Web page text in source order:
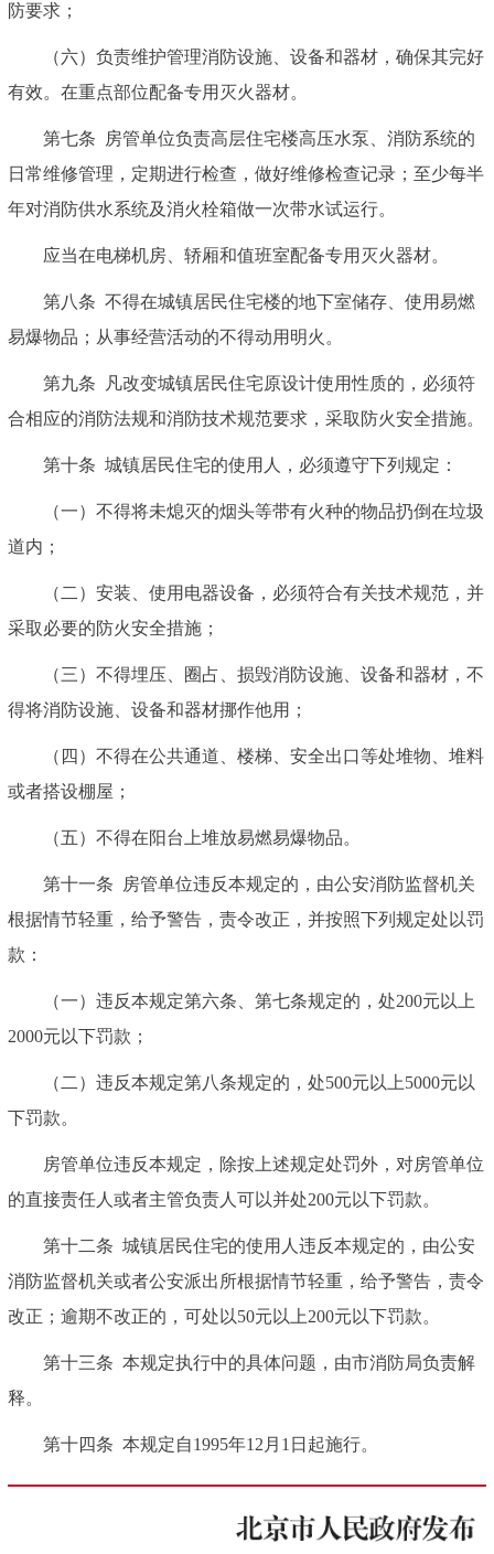
防要求；
（六）负责维护管理消防设施、设备和器材，确保其完好
有效。在重点部位配备专用灭火器材。
第七条 房管单位负责高层住宅楼高压水泵、消防系统的
日常维修管理，定期进行检查，做好维修检查记录；至少每半
年对消防供水系统及消火栓箱做一次带水试运行。
应当在电梯机房、轿厢和值班室配备专用灭火器材。
第八条 不得在城镇居民住宅楼的地下室储存、使用易燃
易爆物品；从事经营活动的不得动用明火。
第九条 凡改变城镇居民住宅原设计使用性质的，必须符
合相应的消防法规和消防技术规范要求，采取防火安全措施。
第十条 城镇居民住宅的使用人，必须遵守下列规定：
（一）不得将未熄灭的烟头等带有火种的物品扔倒在垃圾
道内；
（二）安装、使用电器设备，必须符合有关技术规范，并
采取必要的防火安全措施；
（三）不得埋压、圈占、损毁消防设施、设备和器材，不
得将消防设施、设备和器材挪作他用；
（四）不得在公共通道、楼梯、安全出口等处堆物、堆料
或者搭设棚屋；
（五）不得在阳台上堆放易燃易爆物品。
第十一条 房管单位违反本规定的，由公安消防监督机关
根据情节轻重，给予警告，责令改正，并按照下列规定处以罚
款：
（一）违反本规定第六条、第七条规定的，处200元以上
2000元以下罚款；
（二）违反本规定第八条规定的，处500元以上5000元以
下罚款。
房管单位违反本规定，除按上述规定处罚外，对房管单位
的直接责任人或者主管负责人可以并处200元以下罚款。
第十二条 城镇居民住宅的使用人违反本规定的，由公安
消防监督机关或者公安派出所根据情节轻重，给予警告，责令
改正；逾期不改正的，可处以50元以上200元以下罚款。
第十三条 本规定执行中的具体问题，由市消防局负责解
释。
第十四条 本规定自1995年12月1日起施行。